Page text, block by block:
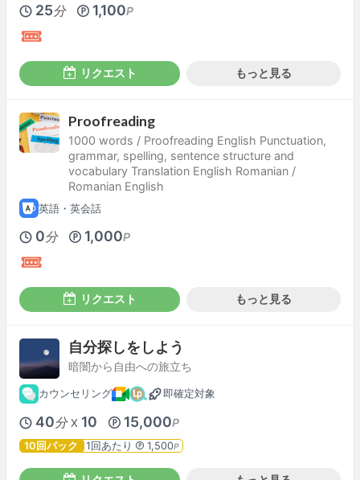
25分 1,100P
リクエスト もっと見る
Proofreading
1000 words / Proofreading English Punctuation,
grammar, spelling, sentence structure and
vocabulary Translation English Romanian /
Romanian English
英語・英会話
0分 1,000P
リクエスト もっと見る
自分探しをしよう
暗闇から自由への旅立ち
カウンセリング 即確定対象
40分 X 10 15,000P
10回パック 1回あたり 1,500P